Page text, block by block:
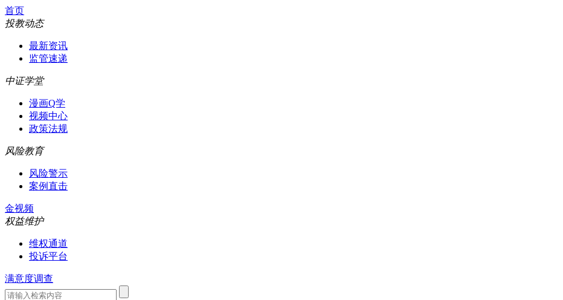
首页
投教动态
最新资讯
监管速递
中证学堂
漫画Q学
视频中心
政策法规
风险教育
风险警示
案例直击
金视频
权益维护
维权通道
投诉平台
满意度调查